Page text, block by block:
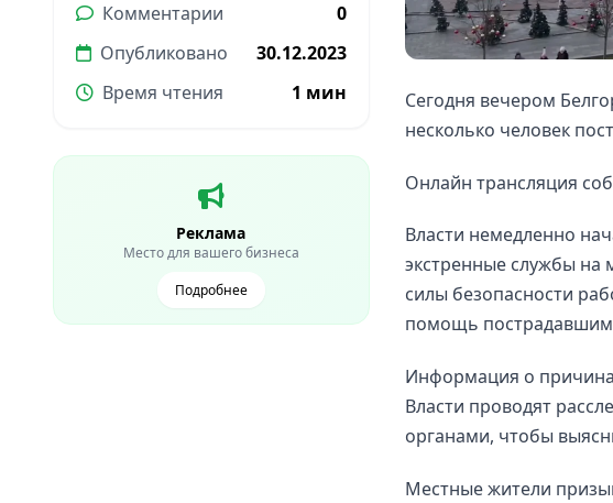
Комментарии
0
Опубликовано
30.12.2023
Время чтения
1 мин
Реклама
Место для вашего бизнеса
Подробнее
Сегодня вечером
несколько человек
Онлайн трансляция
Власти немедленно
экстренные службы
силы безопасности
помощь пострадавшим
Информация о
Власти проводят
органами, чтобы
Местные жители